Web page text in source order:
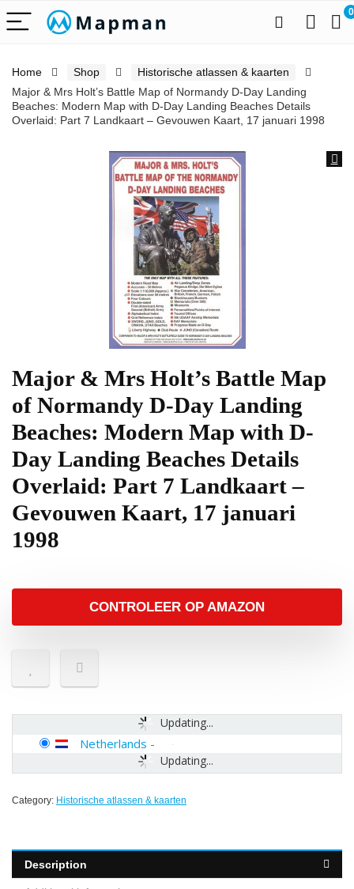
0
Home Shop
Historische atlassen & kaarten
Major & Mrs Holt’s Battle Map of Normandy D-Day Landing
Beaches: Modern Map with D-Day Landing Beaches Details
Overlaid: Part 7 Landkaart – Gevouwen Kaart, 17 januari 1998
Major & Mrs Holt’s Battle Map
of Normandy D-Day Landing
Beaches: Modern Map with D-
Day Landing Beaches Details
Overlaid: Part 7 Landkaart –
Gevouwen Kaart, 17 januari
1998
CONTROLEER OP AMAZON
Updating...
Updating...
Netherlands -
Category: Historische atlassen & kaarten
Description